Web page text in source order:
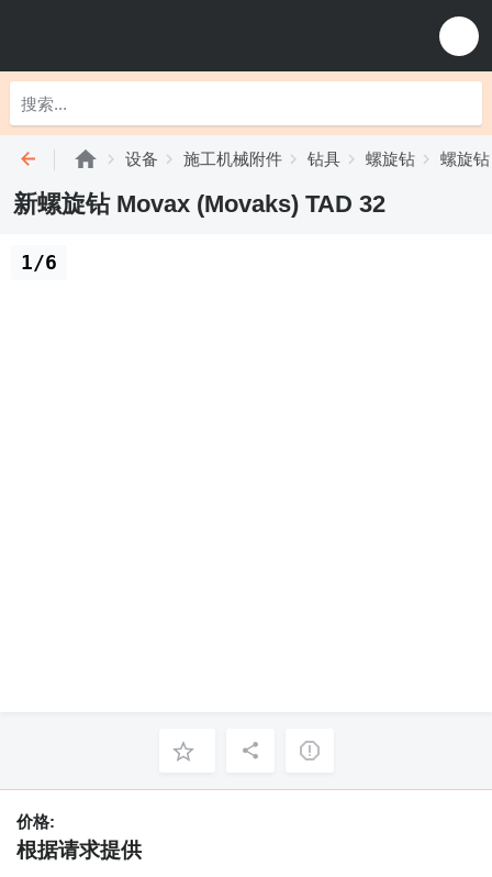
设备 施工机械附件 钻具 螺旋钻 螺旋
新螺旋钻 Movax (Movaks) TAD 32
1/6
价格:
根据请求提供